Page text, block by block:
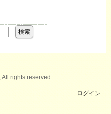
rights reserved.
ログイン